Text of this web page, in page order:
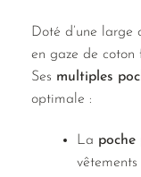
Doté d’une large
en gaze de coton
Ses multiples
optimale :
La poche